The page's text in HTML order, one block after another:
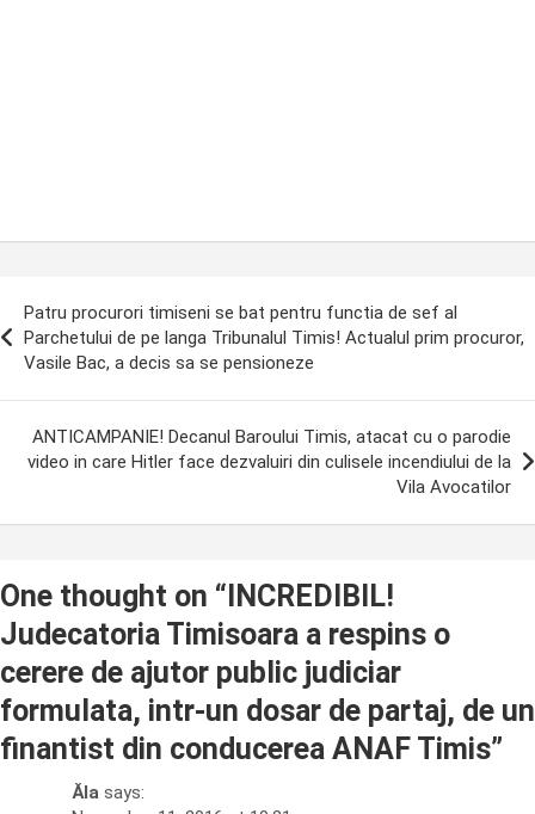
Patru procurori timiseni se bat pentru functia de sef al
Parchetului de pe langa Tribunalul Timis! Actualul prim procuror,
Vasile Bac, a decis sa se pensioneze
ANTICAMPANIE! Decanul Baroului Timis, atacat cu o parodie
video in care Hitler face dezvaluiri din culisele incendiului de la
Vila Avocatilor
One thought on “ INCREDIBIL!
Judecatoria Timisoara a respins o
cerere de ajutor public judiciar
formulata, intr-un dosar de partaj, de un
finantist din conducerea ANAF Timis”
Ăla says: